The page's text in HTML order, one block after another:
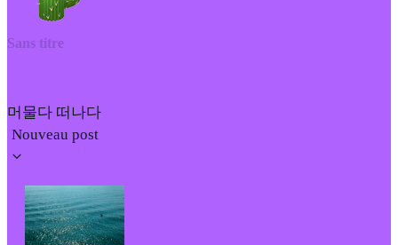
Sans titre
머물다 떠나다
Nouveau post